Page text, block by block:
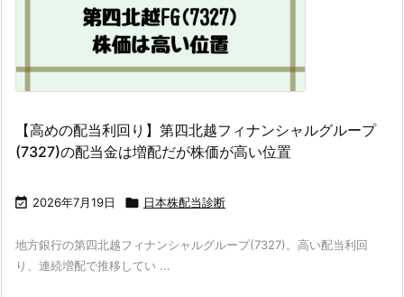
【高めの配当利回り】第四北越フィナンシャルグループ
(7327)の配当金は増配だが株価が高い位置
 2026年7月19日  日本株配当診断
地方銀行の第四北越フィナンシャルグループ(7327)。高い配当利回
り、連続増配で推移してい ...